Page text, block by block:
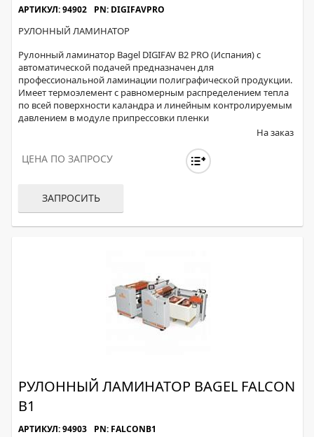
АРТИКУЛ: 94902 PN: DIGIFAVPRO
РУЛОННЫЙ ЛАМИНАТОР
Рулонный ламинатор Bagel DIGIFAV B2 PRO (Испания) с
автоматической подачей предназначен для
профессиональной ламинации полиграфической продукции.
Имеет термоэлемент c равномерным распределением тепла
по всей поверхности каландра и линейным контролируемым
давлением в модуле припрессовки пленки
На заказ
ЦЕНА ПО ЗАПРОСУ
ЗАПРОСИТЬ
РУЛОННЫЙ ЛАМИНАТОР BAGEL FALCON
B1
АРТИКУЛ: 94903 PN: FALCONB1